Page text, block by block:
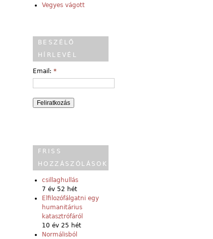
Vegyes vágott
BESZÉLŐ
HÍRLEVÉL
Email: *
FRISS
HOZZÁSZÓLÁSOK
csillaghullás
7 év 52 hét
Elfilozófálgatni egy
humanitárius
katasztrófáról
10 év 25 hét
Normálisból